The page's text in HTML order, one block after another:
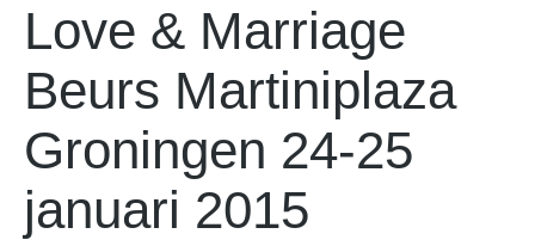
Love & Marriage
Beurs Martiniplaza
Groningen 24-25
januari 2015